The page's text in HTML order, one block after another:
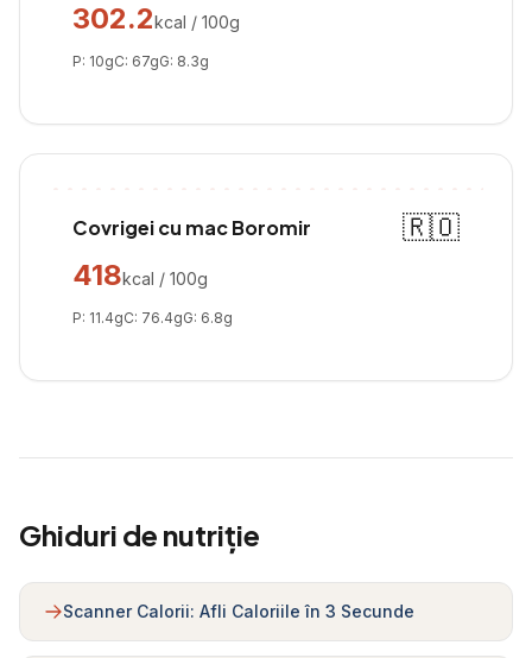
302.2kcal / 100g
P: 10gC: 67gG: 8.3g
Covrigei cu mac Boromir
🇷🇴
418kcal / 100g
P: 11.4gC: 76.4gG: 6.8g
Ghiduri de nutriție
Scanner Calorii: Afli Caloriile în 3 Secunde